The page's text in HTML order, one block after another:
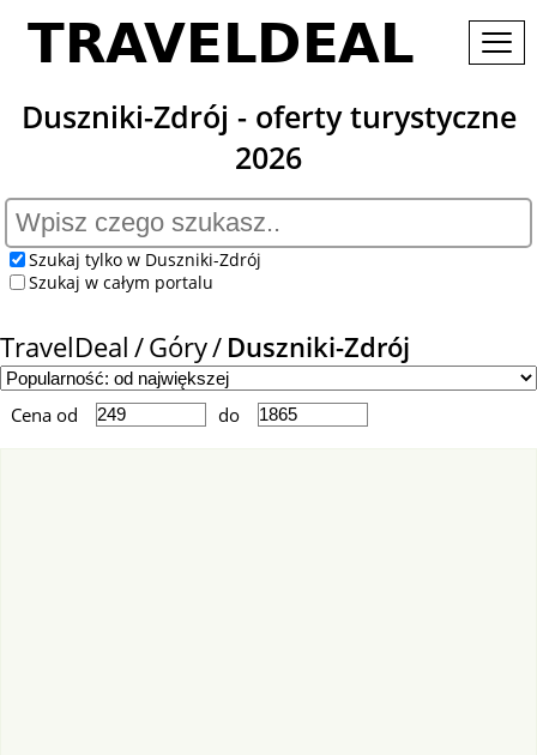
Duszniki-Zdrój - oferty turystyczne
2026
Szukaj tylko w Duszniki-Zdrój
Szukaj w całym portalu
TravelDeal Góry Duszniki-Zdrój
Cena od do